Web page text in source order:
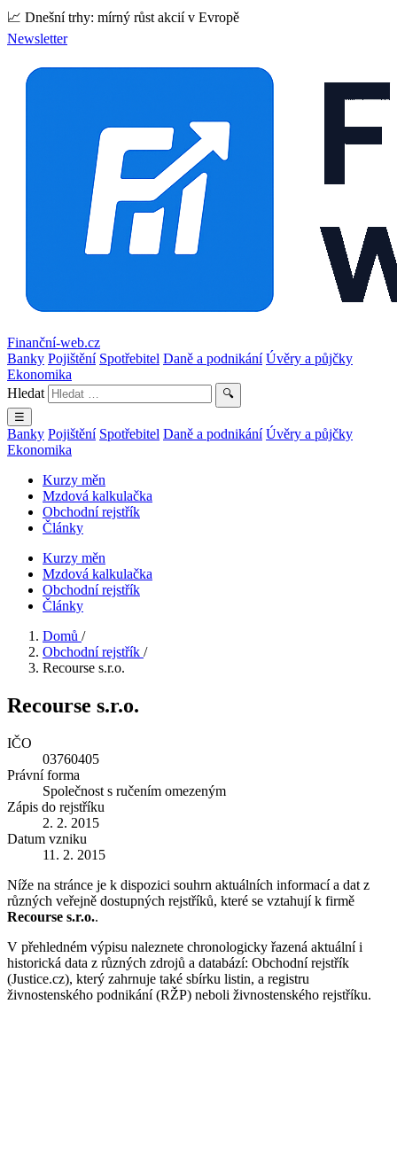
📈 Dnešní trhy: mírný růst akcií v Evropě
Newsletter
Finanční-web.cz
Banky Pojištění Spotřebitel Daně a podnikání Úvěry a půjčky
Ekonomika
Hledat
🔍
☰
Banky Pojištění Spotřebitel Daně a podnikání Úvěry a půjčky
Ekonomika
Kurzy měn
Mzdová kalkulačka
Obchodní rejstřík
Články
Kurzy měn
Mzdová kalkulačka
Obchodní rejstřík
Články
Domů /
Obchodní rejstřík /
Recourse s.r.o.
Recourse s.r.o.
IČO
03760405
Právní forma
Společnost s ručením omezeným
Zápis do rejstříku
2. 2. 2015
Datum vzniku
11. 2. 2015
Níže na stránce je k dispozici souhrn aktuálních informací a dat z
různých veřejně dostupných rejstříků, které se vztahují k firmě
Recourse s.r.o..
V přehledném výpisu naleznete chronologicky řazená aktuální i
historická data z různých zdrojů a databází: Obchodní rejstřík
(Justice.cz), který zahrnuje také sbírku listin, a registru
živnostenského podnikání (RŽP) neboli živnostenského rejstříku.